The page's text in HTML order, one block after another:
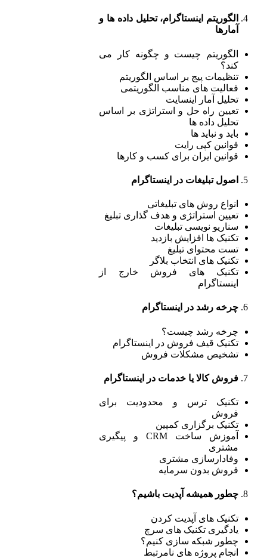
الگوریتم اینستاگرام، تحلیل داده ها و
آمارها
الگوریتم چیست و چگونه کار می
کند؟
تنظیمات پیج بر اساس الگوریتم
فعالیت های مناسب الگوریتمی
تحلیل آمار اینسایت
تعیین راه حل و استراتژی بر اساس
تحلیل داده ها
باید و نباید ها
قوانین کپی رایت
قوانین ایران برای کسب و کارها
اصول تبلیغات در اینستاگرام
انواع روش های تبلیغاتی
تعیین استراتژی و هدف گذاری تبلیغ
سناریو نویسی تبلیغات
تکنیک ها افزایش بازدید
تست محتوای تبلیغ
تکنیک های انتخاب بلاگر
تکنیک های فروش خارج از
اینستاگرام
چرخه رشد در اینستاگرام
چرخه رشد چیست؟
تکنیک قیف فروش در اینستاگرام
تشخیص مشکلات فروش
فروش کالا یا خدمات در اینستاگرام
تکنیک ترس و محدودیت برای
فروش
تکنیک برگزاری کمپین
آموزش ساخت CRM و پیگیری
مشتری
وفادارسازی مشتری
فروش بدون سرمایه
چطور همیشه آپدیت باشیم؟
تکنیک های آپدیت کردن
یادگیری تکنیک های سرچ
چطور شبکه سازی کنیم؟
انجام پروژه های نامرتبط